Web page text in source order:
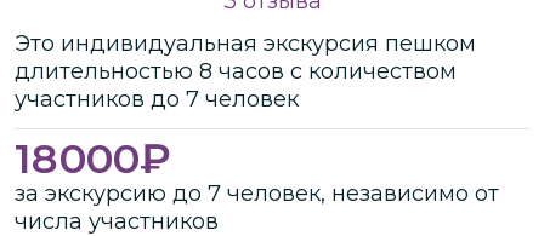
Это индивидуальная экскурсия пешком
длительностью 8 часов с количеством
участников до 7 человек
18000₽
за экскурсию до 7 человек, независимо от
числа участников